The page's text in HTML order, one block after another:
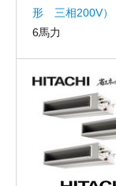
形 三相200V）
6馬力
お名前
電話番号